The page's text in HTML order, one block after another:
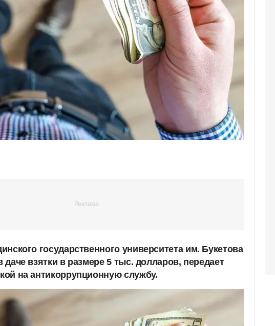
государственного университета им. Букетова
даче взятки в размере 5 тыс. долларов, передает
на антикоррупционную службу.